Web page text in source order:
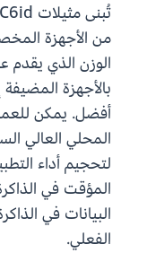
تُبنى مثيلات C6id على
من الأجهزة
الوزن الذي يقدم
بالأجهزة
أفضل. يمكن
المحلي العالي
لتحجيم أداء
المؤقت في
البيانات في
الفعلي.